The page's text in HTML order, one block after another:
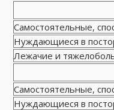
Самостоятельные,
Нуждающиеся в
Лежачие и
Самостоятельные,
Нуждающиеся в